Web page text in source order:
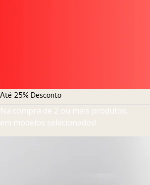
Até 25% Desconto
Na compra de 2 ou mais produtos,
em modelos selecionados!